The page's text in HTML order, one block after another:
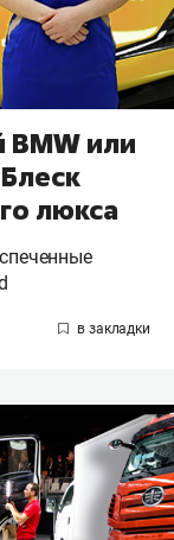
BMW или
люкса